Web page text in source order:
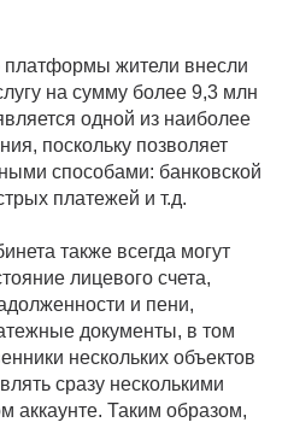
жители внесли
на сумму более 9,3 млн
одной из наиболее
поскольку позволяет
способами: банковской
платежей и т.д.
также всегда могут
лицевого счета,
и пени,
документы, в том
нескольких объектов
сразу несколькими
аккаунте. Таким образом,